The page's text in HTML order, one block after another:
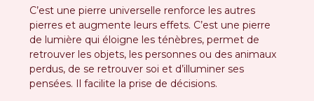
C’est une pierre universelle renforce les autres
pierres et augmente leurs effets. C’est une pierre
de lumière qui éloigne les ténèbres, permet de
retrouver les objets, les personnes ou des animaux
perdus, de se retrouver soi et d’illuminer ses
pensées. Il facilite la prise de décisions.